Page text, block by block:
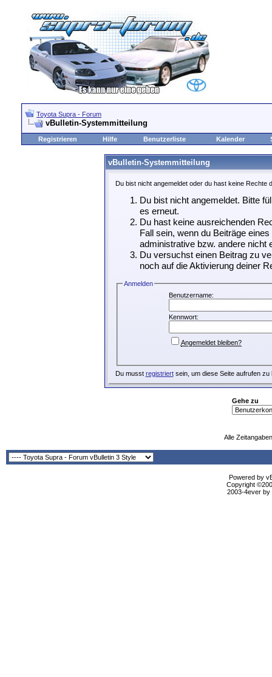
Toyota Supra - Forum
vBulletin-Systemmitteilung
Registrieren Hilfe Benutzerliste Kalender
vBulletin-Systemmitteilung
Du bist nicht angemeldet oder du hast keine Rechte
Du bist nicht angemeldet. Bitte
es erneut.
Du hast keine ausreichenden
Fall sein, wenn du Beiträge
administrative bzw. andere nicht
Du versuchst einen Beitrag zu
noch auf die Aktivierung deiner
Anmelden
Benutzername:
Kennwort:
Angemeldet bleiben?
Du musst registriertsein, um diese Seite aufrufen zu
Gehe zu
Alle
Powered by
Copyright
2003-4ever by